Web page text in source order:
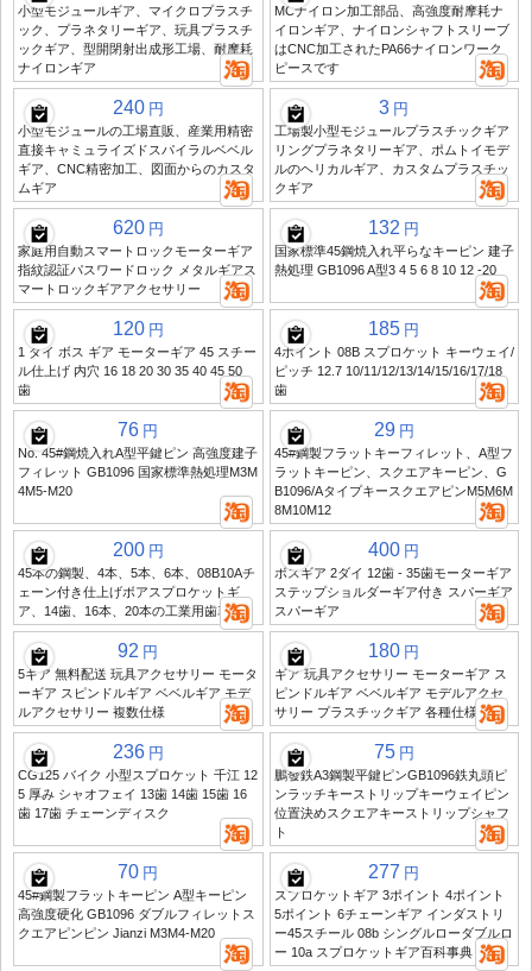
小型モジュールギア、マイクロプラスチ
ック、プラネタリーギア、玩具プラスチ
ックギア、型開閉射出成形工場、耐摩耗
ナイロンギア
MCナイロン加工部品、高強度耐摩耗ナ
イロンギア、ナイロンシャフトスリーブ
はCNC加工されたPA66ナイロンワーク
ピースです
240 円
小型モジュールの工場直販、産業用精密
直接キャミュライズドスパイラルベベル
ギア、CNC精密加工、図面からのカスタ
ムギア
3 円
工場製小型モジュールプラスチックギア
リングプラネタリーギア、ポムトイモデ
ルのヘリカルギア、カスタムプラスチッ
クギア
620 円
家庭用自動スマートロックモーターギア
指紋認証パスワードロック メタルギアス
マートロックギアアクセサリー
132 円
国家標準45鋼焼入れ平らなキーピン 建子
熱処理 GB1096 A型3 4 5 6 8 10 12 -20
120 円
1 ダイ ボス ギア モーターギア 45 スチー
ル仕上げ 内穴 16 18 20 30 35 40 45 50
歯
185 円
4ポイント 08B スプロケット キーウェイ/
ピッチ 12.7 10/11/12/13/14/15/16/17/18
歯
76 円
No. 45#鋼焼入れA型平鍵ピン 高強度建子
フィレット GB1096 国家標準熱処理M3M
4M5-M20
29 円
45#鋼製フラットキーフィレット、A型フ
ラットキーピン、スクエアキーピン、G
B1096/AタイプキースクエアピンM5M6M
8M10M12
200 円
45本の鋼製、4本、5本、6本、08B10Aチ
ェーン付き仕上げボアスプロケットギ
ア、14歯、16本、20本の工業用歯車
400 円
ボスギア 2ダイ 12歯 - 35歯モーターギア
ステップショルダーギア付き スパーギア
スパーギア
92 円
5ギア 無料配送 玩具アクセサリー モータ
ーギア スピンドルギア ベベルギア モデ
ルアクセサリー 複数仕様
180 円
ギア 玩具アクセサリー モーターギア ス
ピンドルギア ベベルギア モデルアクセ
サリー プラスチックギア 各種仕様
236 円
CG125 バイク 小型スプロケット 千江 12
5 厚み シャオフェイ 13歯 14歯 15歯 16
歯 17歯 チェーンディスク
75 円
鵬發鉄A3鋼製平鍵ピンGB1096鉄丸頭ピ
ンラッチキーストリップキーウェイピン
位置決めスクエアキーストリップシャフ
ト
70 円
45#鋼製フラットキーピン A型キーピン
高強度硬化 GB1096 ダブルフィレットス
クエアピンピン Jianzi M3M4-M20
277 円
スプロケットギア 3ポイント 4ポイント
5ポイント 6チェーンギア インダストリ
ー45スチール 08b シングルローダブルロ
ー 10a スプロケットギア百科事典